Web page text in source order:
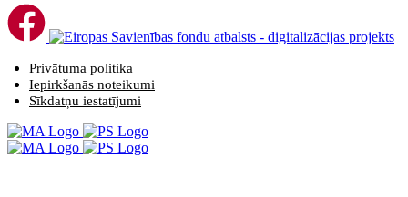
Privātuma politika
Iepirkšanās noteikumi
Sīkdatņu iestatījumi